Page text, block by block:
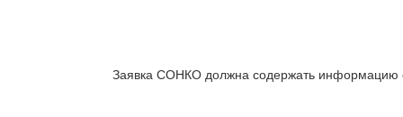
Заявка СОНКО должна содержать информацию